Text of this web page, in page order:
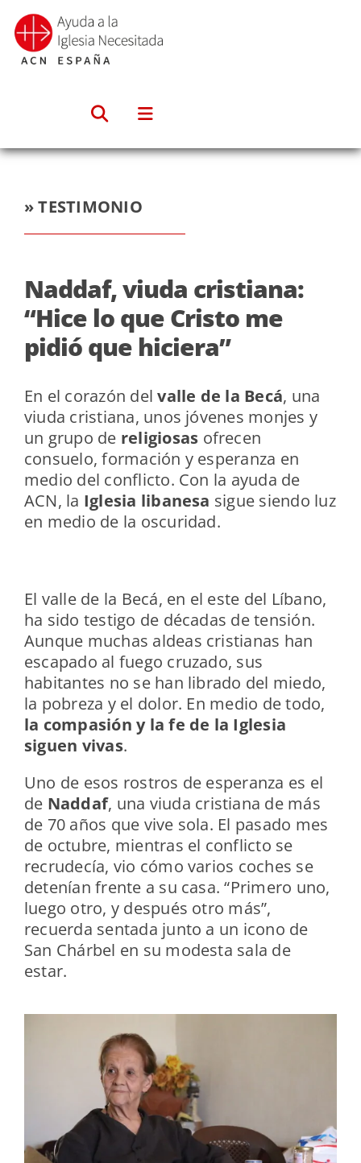
Saltar
contenido
» TESTIMONIO
Naddaf, viuda cristiana:
“Hice lo que Cristo me
pidió que hiciera”
En el corazón delvalle de la Becá, una
viuda cristiana, unos jóvenes monjes y
un grupo de religiosas ofrecen
consuelo, formación y esperanza en
medio del conflicto. Con la ayuda de
ACN, la Iglesia libanesa sigue siendo luz
en medio de la oscuridad.
El valle de la Becá, en el este del Líbano,
ha sido testigo de décadas de tensión.
Aunque muchas aldeas cristianas han
escapado al fuego cruzado, sus
habitantes no se han librado del miedo,
la pobreza y el dolor. En medio de todo,
la compasión y la fe de la Iglesia
siguen vivas.
Uno de esos rostros de esperanza es el
de Naddaf, una viuda cristiana de más
de 70 años que vive sola. El pasado mes
de octubre, mientras el conflicto se
recrudecía, vio cómo varios coches se
detenían frente a su casa. “Primero uno,
luego otro, y después otro más”,
recuerda sentada junto a un icono de
San Chárbel en su modesta sala de
estar.